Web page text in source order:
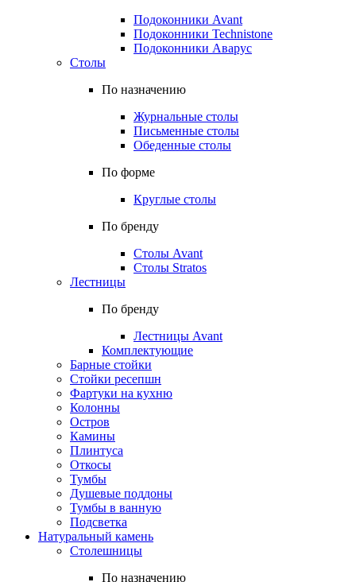
Подоконники Avant
Подоконники Technistone
Подоконники Аварус
Столы
По назначению
Журнальные столы
Письменные столы
Обеденные столы
По форме
Круглые столы
По бренду
Столы Avant
Столы Stratos
Лестницы
По бренду
Лестницы Avant
Комплектующие
Барные стойки
Стойки ресепшн
Фартуки на кухню
Колонны
Остров
Камины
Плинтуса
Откосы
Тумбы
Душевые поддоны
Тумбы в ванную
Подсветка
Натуральный камень
Столешницы
По назначению